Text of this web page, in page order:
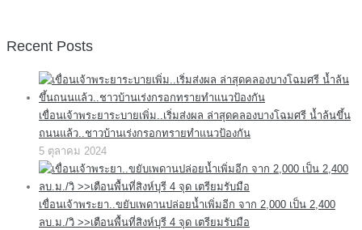
Recent Posts
เขื่อนเจ้าพระยาระบายเพิ่ม..เริ่มส่งผล ล่าสุดคลองบางโฉมศรี น้ำล้นขึ้น
ถนนแล้ว..ชาวบ้านเร่งกรอกทรายทำแนวป้องกัน
5 ตุลาคม 2024
เขื่อนเจ้าพระยา..ขยับเพดานปล่อยน้ำเพิ่มอีก จาก 2,000 เป็น 2,400
ลบ.ม./วิ >>เตือนพื้นที่สิงห์บุรี 4 จุด เตรียมรับมือ